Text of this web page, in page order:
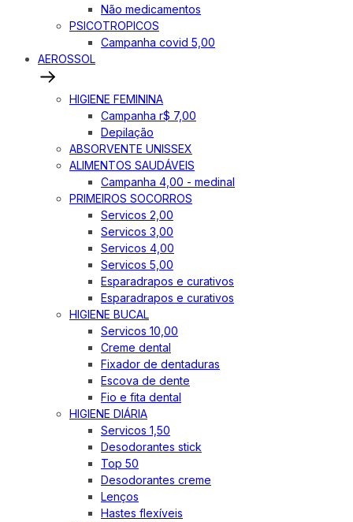
Não medicamentos
PSICOTROPICOS
Campanha covid 5,00
AEROSSOL
HIGIENE FEMININA
Campanha r$ 7,00
Depilação
ABSORVENTE UNISSEX
ALIMENTOS SAUDÁVEIS
Campanha 4,00 - medinal
PRIMEIROS SOCORROS
Servicos 2,00
Servicos 3,00
Servicos 4,00
Servicos 5,00
Esparadrapos e curativos
Esparadrapos e curativos
HIGIENE BUCAL
Servicos 10,00
Creme dental
Fixador de dentaduras
Escova de dente
Fio e fita dental
HIGIENE DIÁRIA
Servicos 1,50
Desodorantes stick
Top 50
Desodorantes creme
Lenços
Hastes flexíveis